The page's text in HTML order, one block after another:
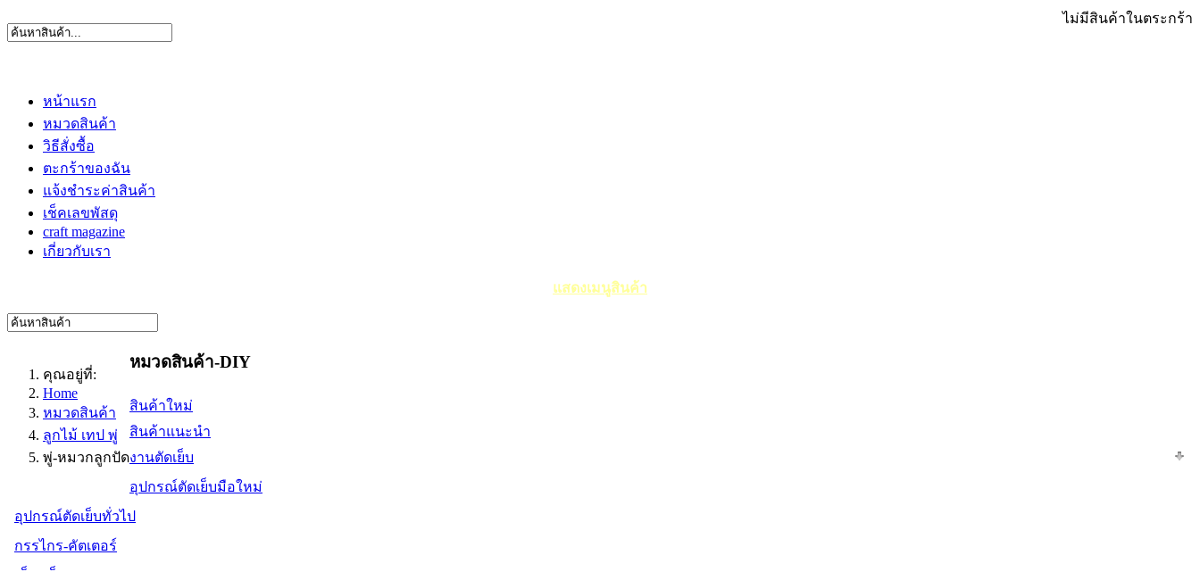
ไม่มีสินค้าในตระกร้า
หน้าแรก
หมวดสินค้า
วิธีสั่งซื้อ
ตะกร้าของฉัน
แจ้งชำระค่าสินค้า
เช็คเลขพัสดุ
craft magazine
เกี่ยวกับเรา
แสดงเมนูสินค้า
คุณอยู่ที่:
Home
หมวดสินค้า
ลูกไม้ เทป พู่
พู่-หมวกลูกปัด
หมวดสินค้า-DIY
สินค้าใหม่
สินค้าแนะนำ
งานตัดเย็บ
อุปกรณ์ตัดเย็บมือใหม่
อุปกรณ์ตัดเย็บทั่วไป
กรรไกร-คัตเตอร์